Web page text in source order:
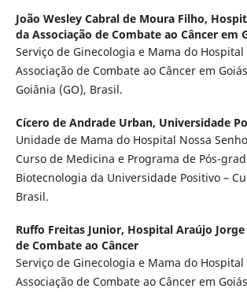
João Wesley Cabral de Moura Filho,
da Associação de Combate ao Câncer em
Serviço de Ginecologia e Mama do Hospital
Associação de Combate ao Câncer em
Goiânia (GO), Brasil.
Cícero de Andrade Urban, Universidade
Unidade de Mama do Hospital Nossa
Curso de Medicina e Programa de Pós-
Biotecnologia da Universidade Positivo –
Brasil.
Ruffo Freitas Junior, Hospital Araújo Jorge
de Combate ao Câncer
Serviço de Ginecologia e Mama do Hospital
Associação de Combate ao Câncer em